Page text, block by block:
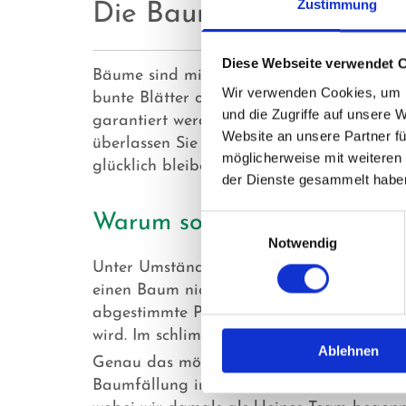
Zustimmung
Diese Webseite verwendet
Wir verwenden Cookies,
und die Zugriffe auf unsere
Website an unsere Partner
möglicherweise mit
der Dienste gesammelt
Einwilligungsauswahl
Notwendig
Ablehnen
Die Baumpflege &
Bäume sind mitunter das Schönste, was
bunte Blätter oder starke Borken
garantiert werden, dass die Pflanzen
überlassen Sie die Arbeit einem
glücklich bleiben.
Warum sollten Sie einen
Unter Umständen lieben Sie die
einen Baum nicht mit einem einfachen
abgestimmte Pflege. Ansonsten könnte
wird. Im schlimmsten Fall muss der Baum
Genau das möchten wir von der Wietzke
Baumfällung in der Region, wobei unsere